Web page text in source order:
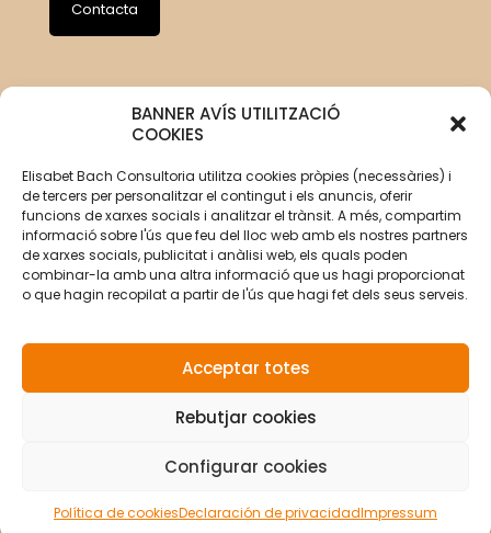
BANNER AVÍS UTILITZACIÓ
COOKIES
Elisabet Bach Consultoria utilitza cookies pròpies (necessàries) i
de tercers per personalitzar el contingut i els anuncis, oferir
funcions de xarxes socials i analitzar el trànsit. A més, compartim
informació sobre l'ús que feu del lloc web amb els nostres partners
de xarxes socials, publicitat i anàlisi web, els quals poden
combinar-la amb una altra informació que us hagi proporcionat
o que hagin recopilat a partir de l'ús que hagi fet dels seus serveis.
Acceptar totes
Rebutjar cookies
Configurar cookies
Política de cookiesDeclaración de privacidadImpressum
Contacta
© Copyright 2026 Elisabet Bach Oller por
privacidad redes sociales|Política de cookies